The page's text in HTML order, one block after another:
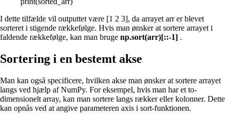
I dette tilfælde vil outputtet være [1 2 3], da arrayet arr er blevet
sorteret i stigende rækkefølge. Hvis man ønsker at sortere arrayet i
faldende rækkefølge, kan man bruge np.sort(arr)[::-1] .
Sortering i en bestemt akse
Man kan også specificere, hvilken akse man ønsker at sortere arrayet
langs ved hjælp af NumPy. For eksempel, hvis man har et to-
dimensionelt array, kan man sortere langs rækker eller kolonner. Dette
kan opnås ved at angive parameteren axis i sort-funktionen.